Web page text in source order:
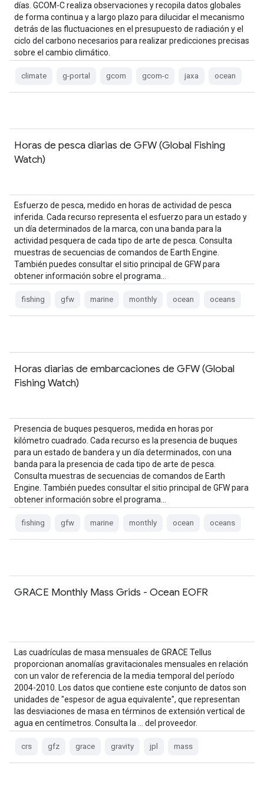
días. GCOM-C realiza observaciones y recopila datos globales
de forma continua y a largo plazo para dilucidar el mecanismo
detrás de las fluctuaciones en el presupuesto de radiación y el
ciclo del carbono necesarios para realizar predicciones precisas
sobre el cambio climático.
climate g-portal gcom gcom-c jaxa ocean
Horas de pesca diarias de GFW (Global Fishing
Watch)
Esfuerzo de pesca, medido en horas de actividad de pesca
inferida. Cada recurso representa el esfuerzo para un estado y
un día determinados de la marca, con una banda para la
actividad pesquera de cada tipo de arte de pesca. Consulta
muestras de secuencias de comandos de Earth Engine.
También puedes consultar el sitio principal de GFW para
obtener información sobre el programa…
fishing gfw marine monthly ocean oceans
Horas diarias de embarcaciones de GFW (Global
Fishing Watch)
Presencia de buques pesqueros, medida en horas por
kilómetro cuadrado. Cada recurso es la presencia de buques
para un estado de bandera y un día determinados, con una
banda para la presencia de cada tipo de arte de pesca.
Consulta muestras de secuencias de comandos de Earth
Engine. También puedes consultar el sitio principal de GFW para
obtener información sobre el programa…
fishing gfw marine monthly ocean oceans
GRACE Monthly Mass Grids - Ocean EOFR
Las cuadrículas de masa mensuales de GRACE Tellus
proporcionan anomalías gravitacionales mensuales en relación
con un valor de referencia de la media temporal del período
2004-2010. Los datos que contiene este conjunto de datos son
unidades de "espesor de agua equivalente", que representan
las desviaciones de masa en términos de extensión vertical de
agua en centímetros. Consulta la … del proveedor.
crs gfz grace gravity jpl mass